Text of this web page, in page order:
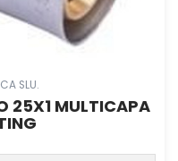
SLU.
25X1 MULTICAPA